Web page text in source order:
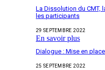
La Dissolution du CMT,
les participants
29 SEPTEMBRE 2022
En savoir plus
Dialogue : Mise en
25 SEPTEMBRE 2022